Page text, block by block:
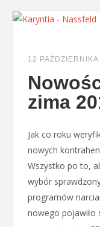
12
zima
Jak co roku
nowych
Wszystko po to,
wybór
programów
nowego pojawiło